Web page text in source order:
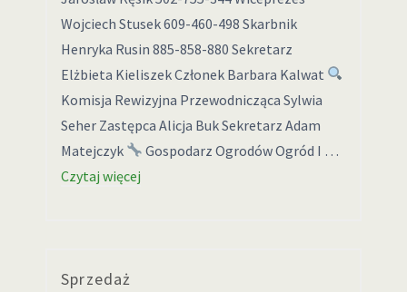
Wojciech Stusek 609-460-498 Skarbnik
Henryka Rusin 885-858-880 Sekretarz
Elżbieta Kieliszek Członek Barbara Kalwat
Komisja Rewizyjna Przewodnicząca Sylwia
Seher Zastępca Alicja Buk Sekretarz Adam
Matejczyk
Gospodarz Ogrodów Ogród I …
Czytaj więcej
Sprzedaż